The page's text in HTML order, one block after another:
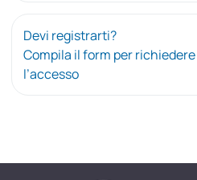
Devi registrarti?
Compila il form per richiedere
l’accesso